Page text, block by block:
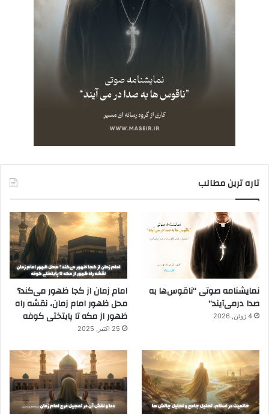
تاره ترین مطالب
نمایشنامه صوتی “ناقوس‌ها به
صدا در‌می‌آیند”
4 ژوئن, 2026
امام زمان از کجا ظهور می‌کند؟
محل ظهور امام زمان، نقشه راه
ظهور از مکه تا پایتختی کوفه
25 اکتبر, 2025